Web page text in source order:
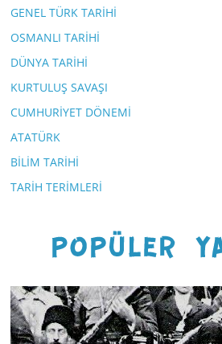
GENEL TÜRK TARİHİ
OSMANLI TARİHİ
DÜNYA TARİHİ
KURTULUŞ SAVAŞI
CUMHURİYET DÖNEMİ
ATATÜRK
BİLİM TARİHİ
TARİH TERİMLERİ